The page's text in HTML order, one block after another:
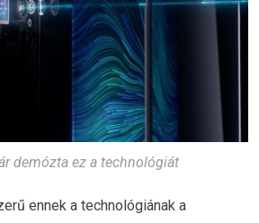
demózta ez a technológiát
ennek a technológiának a